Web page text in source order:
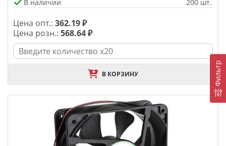
Фильтр
В наличии
200 шт.
Цена опт.: 362.19 ₽
Цена розн.: 568.64 ₽
В КОРЗИНУ